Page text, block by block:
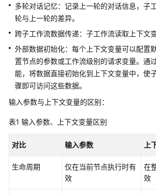
流
基
节
点
通
用
点
节
多轮对话记忆：记录上一轮的对话信息，子
轮与上一轮的差异。
跨子工作流数据传递：子工作流读取上下文变
外部数据初始化：每个上下文变量可以配置
置节点的参数或工作流级别的请求变量。通
能，将数据直接初始化到上下文变量中，使
骤即可访问这些数据。
输入参数与上下文变量的区别：
表1 输入参数、上下文变量区别
对比 输入参数 上
生命周期
仅在当前节点执行时有
效
在
效